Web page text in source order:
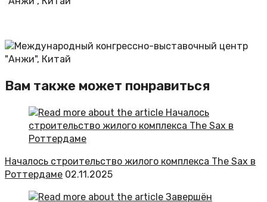
Вам также может понравиться
Началось строительство жилого комплекса The Sax в
Роттердаме 02.11.2025